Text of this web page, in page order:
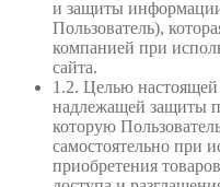
и защиты
Пользователь),
компанией при
сайта.
1.2. Целью настоящей
надлежащей защиты
которую
самостоятельно при
приобретения